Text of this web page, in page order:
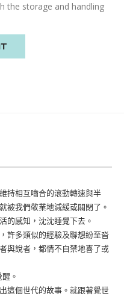
the storage and handling
持相互嚙合的滾動轉速與半
被我們敬業地減緩或關閉了。
的感知，沈沈睡覺下去。
許多類似的經驗及聯想紛至沓
與說者，都情不自禁地喜了或
。
這個世代的故事。就跟著覺世